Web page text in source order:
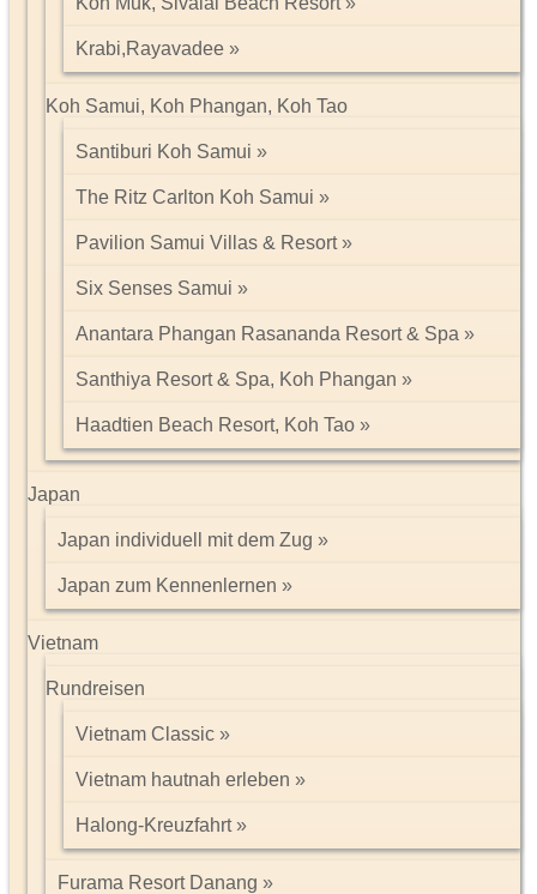
Krabi,Rayavadee
Koh Samui, Koh Phangan, Koh Tao
Santiburi Koh Samui
The Ritz Carlton Koh Samui
Pavilion Samui Villas & Resort
Six Senses Samui
Anantara Phangan Rasananda Resort & Spa
Santhiya Resort & Spa, Koh Phangan
Haadtien Beach Resort, Koh Tao
Japan
Japan individuell mit dem Zug
Japan zum Kennenlernen
Vietnam
Rundreisen
Vietnam Classic
Vietnam hautnah erleben
Halong-Kreuzfahrt
Furama Resort Danang